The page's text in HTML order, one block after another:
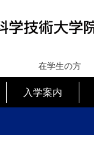
在学生の方
入学案内